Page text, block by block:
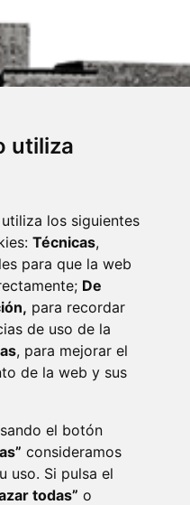
utiliza
los siguientes
Técnicas,
para que la web
De
para recordar
de uso de la
, para mejorar el
de la web y sus
el botón
consideramos
uso. Si pulsa el
todas” o
- ARAGÓN (ESPAÑA)
700 ·
DATOS
COOKIES